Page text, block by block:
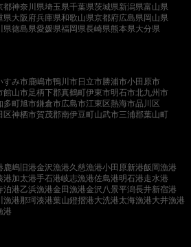
都神奈川県埼玉県千葉県茨城県新潟県富山県
県大阪府兵庫県和歌山県京都府広島県岡山県
県徳島県愛媛県福岡県長崎県熊本県大分県
すみ市鹿嶋市鴨川市日立市勝浦市小田原市
館山市足柄下郡真鶴町伊東市明石市北九州市
多町旭市鎌倉市広島市江東区熱海市品川区
区神栖市賀茂郡南伊豆町山武市三浦郡葉山町
鹿嶋旧港金沢漁港久慈漁港小田原新港飯岡漁港
港加太港手石港岐志漁港佐島港明石港走水港
泊港乙浜漁港金田漁港金沢八景平潟長井新宿港
漁港那珂湊港葉山鐙摺港大洗港太海漁港大井漁港
港